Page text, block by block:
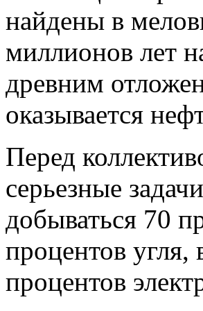
найдены в
миллионов лет
древним
оказывается
Перед
серьезные
добываться 70
процентов
процентов